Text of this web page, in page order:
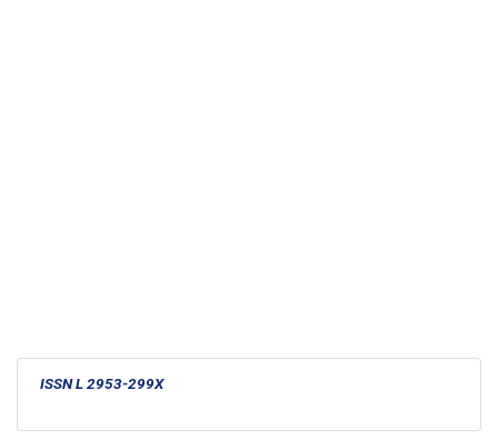
ISSN L 2953-299X